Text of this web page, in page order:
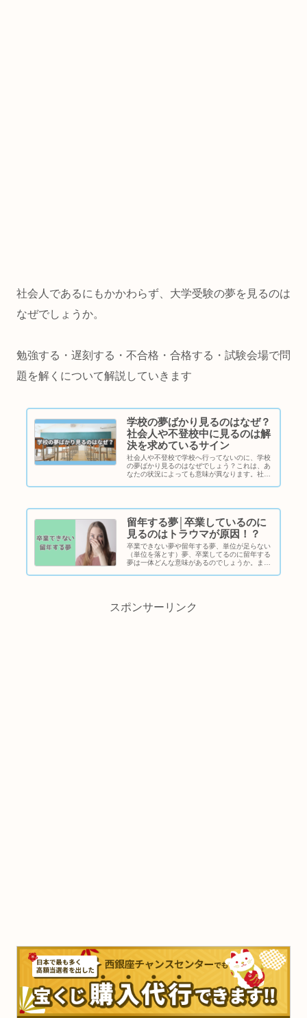
社会人であるにもかかわらず、大学受験の夢を見るのは
なぜでしょうか。
勉強する・遅刻する・不合格・合格する・試験会場で問
題を解くについて解説していきます
学校の夢ばかり見るのはなぜ？
社会人や不登校中に見るのは解
決を求めているサイン
社会人や不登校で学校へ行ってないのに、学校
の夢ばかり見るのはなぜでしょう？これは、あ
なたの状況によっても意味が異なります。社会
留年する夢│卒業しているのに
見るのはトラウマが原因！？
卒業できない夢や留年する夢、単位が足らない
（単位を落とす）夢、卒業してるのに留年する
夢は一体どんな意味があるのでしょうか。また
スポンサーリンク